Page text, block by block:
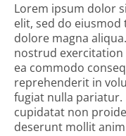
Lorem ipsum dolor
elit, sed do
dolore magna
nostrud
ea commodo
reprehenderit in
fugiat nulla pariatur.
cupidatat non
deserunt mollit